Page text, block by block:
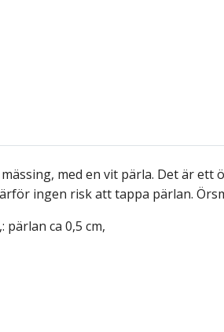
med en vit pärla. Det är ett
ingen risk att tappa pärlan.
pärlan ca 0,5 cm,